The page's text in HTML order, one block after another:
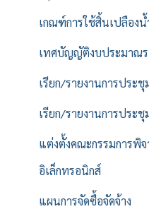
เกณฑ์การใช้สิ้นเปลือง
เทศบัญญัติงบประมาณร
เรียก/รายงานการประชุ
เรียก/รายงานการประ
แต่งตั้งคณะกรรมการพิ
อิเล็กทรอนิกส์
แผนการจัดซื้อจัดจ้าง